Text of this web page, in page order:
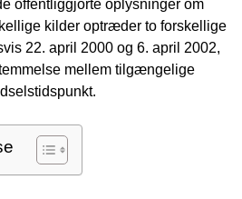
offentliggjorte oplysninger om
kilder optræder to forskellige
22. april 2000 og 6. april 2002,
mellem tilgængelige